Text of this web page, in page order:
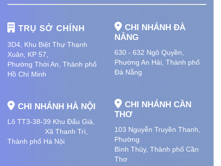
TRỤ SỞ CHÍNH
3D4, Khu Biệt Thự Thạnh
Xuân, KP 57,
Phường Thới An, Thành phố
Hồ Chí Minh
CHI NHÁNH HÀ NỘI
Lô TT3-38-39 Khu Đấu Giá,
Xã Thanh Trì,
Thành phố Hà Nội
CHI NHÁNH ĐÀ
NẴNG
630 - 632 Ngô Quyền,
Phường An Hải , Thành phố
Đà Nẵng
CHI NHÁNH CẦN
THƠ
103 Nguyễn Truyền Thanh,
Phường
Bình Thủy, Thành phố Cần
Thơ